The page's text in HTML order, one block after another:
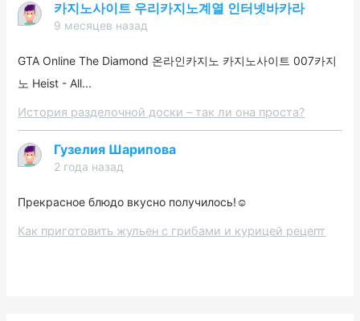
카지노사이트 우리카지노계열 인터넷바카라
9 месяцев назад
GTA Online The Diamond 온라인카지노 카지노사이트 007카지
노 Heist - All...
История разделочной доски – так ли она проста?
Гузелия Шарипова
2 года назад
Прекрасное блюдо вкусно получилось!☺️
Как приготовить жульен с грибами и курицей рецепт